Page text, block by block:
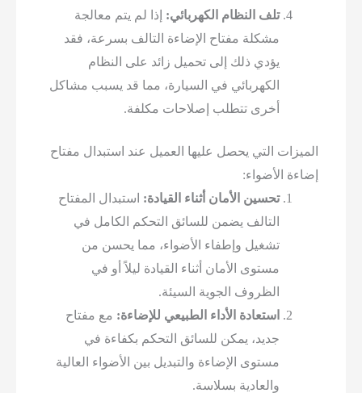
تلف النظام الكهربائي: إذا لم يتم معالجة
مشكلة مفتاح الإضاءة التالف بسرعة، فقد
يؤدي ذلك إلى تحميل زائد على النظام
الكهربائي في السيارة، مما قد يسبب مشاكل
أخرى تتطلب إصلاحات مكلفة.
الميزات التي يحصل عليها العميل عند استبدال مفتاح
إضاءة الأضواء:
تحسين الأمان أثناء القيادة: استبدال المفتاح
التالف يضمن للسائق التحكم الكامل في
تشغيل وإطفاء الأضواء، مما يحسن من
مستوى الأمان أثناء القيادة ليلاً أو في
الظروف الجوية السيئة.
استعادة الأداء الطبيعي للإضاءة: مع مفتاح
جديد، يمكن للسائق التحكم بكفاءة في
مستوى الإضاءة والتبديل بين الأضواء العالية
والعادية بسلاسة.